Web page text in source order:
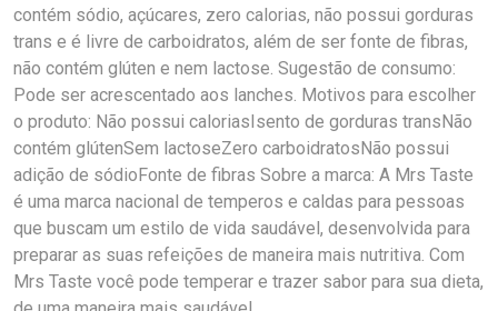
contém sódio, açúcares, zero calorias, não possui gorduras
trans e é livre de carboidratos, além de ser fonte de fibras,
não contém glúten e nem lactose. Sugestão de consumo:
Pode ser acrescentado aos lanches. Motivos para escolher
o produto: Não possui caloriasIsento de gorduras transNão
contém glútenSem lactoseZero carboidratosNão possui
adição de sódioFonte de fibras Sobre a marca: A Mrs Taste
é uma marca nacional de temperos e caldas para pessoas
que buscam um estilo de vida saudável, desenvolvida para
preparar as suas refeições de maneira mais nutritiva. Com
Mrs Taste você pode temperar e trazer sabor para sua dieta,